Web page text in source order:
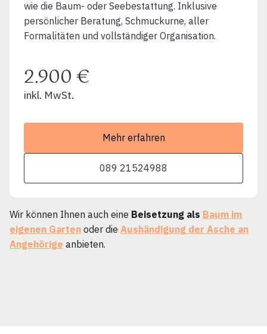
wie die Baum- oder Seebestattung. Inklusive
persönlicher Beratung, Schmuckurne, aller
Formalitäten und vollständiger Organisation.
2.900 €
inkl. MwSt.
Mehr erfahren
089 21524988
Wir können Ihnen auch eine Beisetzung als Baum im
eigenen Garten oder die Aushändigung der Asche an
Angehörige anbieten.